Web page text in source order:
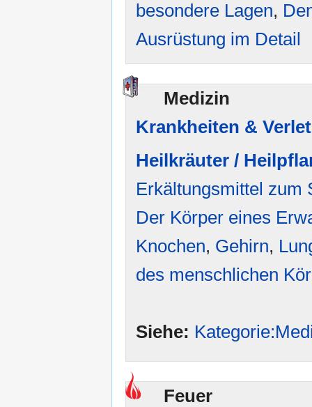
besondere Lagen,
Ausrüstung im Detail
Medizin
Krankheiten &
Heilkräuter /
Erkältungsmittel zum
Der Körper eines
Knochen, Gehirn,
des menschlichen
Siehe:
Feuer